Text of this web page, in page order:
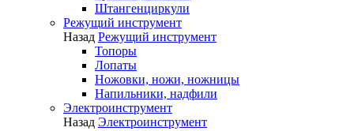
Штангенциркули
Режущий инструмент
Назад Режущий инструмент
Топоры
Лопаты
Ножовки, ножи, ножницы
Напильники, надфили
Электроинструмент
Назад Электроинструмент